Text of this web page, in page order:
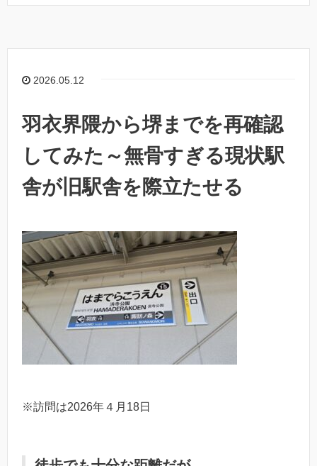
2026.05.12
羽衣界隈から堺までを再確認
してみた～無骨すぎる現状駅
舎が旧駅舎を際立たせる
※訪問は2026年４月18日